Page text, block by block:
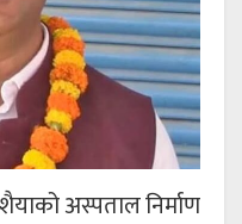
अस्पताल निर्माण